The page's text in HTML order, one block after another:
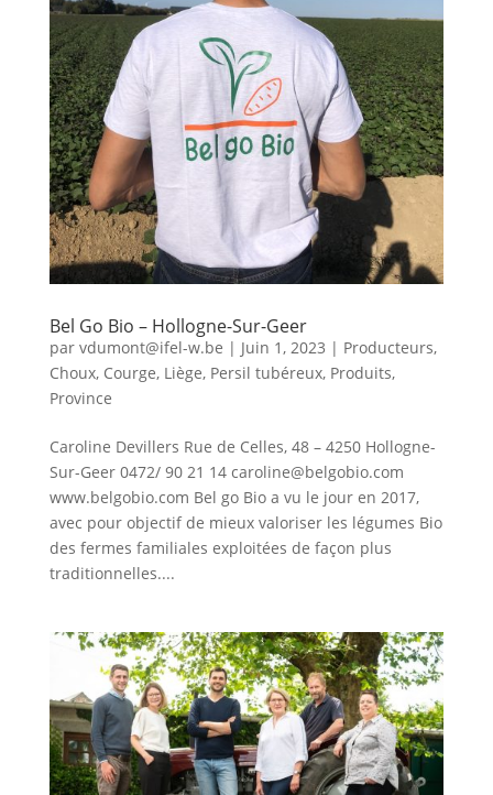
Bel Go Bio – Hollogne-Sur-Geer
par vdumont@ifel-w.be | Juin 1, 2023 | Producteurs,
Choux, Courge, Liège, Persil tubéreux, Produits,
Province
Caroline Devillers Rue de Celles, 48 – 4250 Hollogne-
Sur-Geer 0472/ 90 21 14 caroline@belgobio.com ​
www.belgobio.com Bel go Bio a vu le jour en 2017,
avec pour objectif de mieux valoriser les légumes Bio
des fermes familiales exploitées de façon plus
traditionnelles....